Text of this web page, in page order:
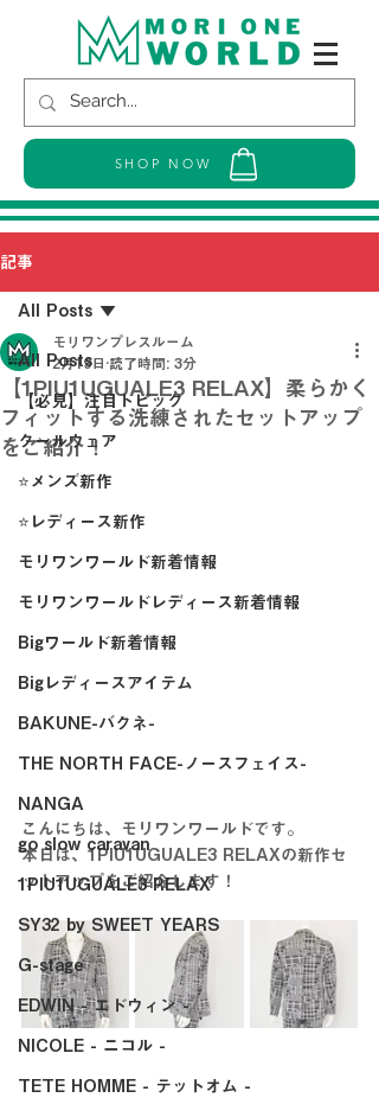
SHOP NOW
記事
All Posts
【必見】注目トピック
クールウェア
⭐メンズ新作
⭐レディース新作
モリワンワールド新着情報
モリワンワールドレディース新着情報
Bigワールド新着情報
Bigレディースアイテム
BAKUNE-バクネ-
THE NORTH FACE-ノースフェイス-
NANGA
go slow caravan
1PIU1UGUALE3 RELAX
SY32 by SWEET YEARS
G-stage
EDWIN - エドウィン -
NICOLE - ニコル -
TETE HOMME - テットオム -
All Posts
【1PIU1UGUALE3 RELAX】柔らかく
フィットする洗練されたセットアップ
をご紹介！
モリワンプレスルーム
2月19日 読了時間: 3分
こんにちは、モリワンワールドです。
本日は、1PIU1UGUALE3 RELAXの新作セ
ットアップをご紹介します！